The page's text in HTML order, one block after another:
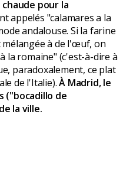
pour la
appelés "calamares a la
andalouse. Si la farine
à de l'œuf, on
la romaine" (c'est-à-dire à
paradoxalement, ce plat
de l'Italie).À Madrid, le
("bocadillo de
la ville.